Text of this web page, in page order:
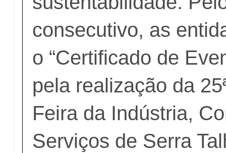
consecutivo, as
o “Certificado de
pela realização da
Feira da Indústria,
Serviços de Serra